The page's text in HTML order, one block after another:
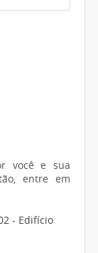
você e sua
entre em
- Edifício